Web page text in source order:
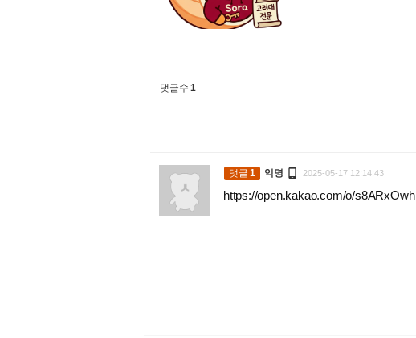
댓글수1
댓글1 익명  2025-05-17 12:14:43
https://open.kakao.com/o/s8ARxOwh